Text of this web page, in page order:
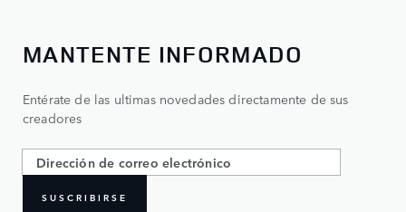
MANTENTE INFORMADO
Entérate de las ultimas novedades directamente de sus
creadores
SUSCRIBIRSE